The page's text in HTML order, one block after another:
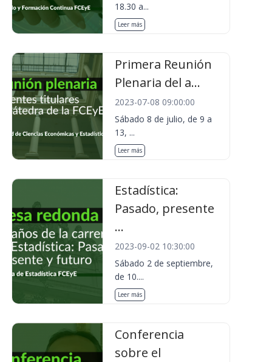
18.30 a...
Leer más
Primera Reunión
Plenaria del a...
2023-07-08 09:00:00
Sábado 8 de julio, de 9 a
13, ...
Leer más
Estadística:
Pasado, presente
...
2023-09-02 10:30:00
Sábado 2 de septiembre,
de 10....
Leer más
Conferencia
sobre el